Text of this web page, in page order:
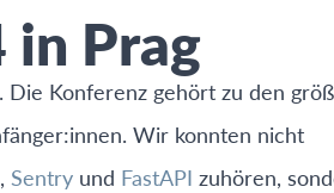
Prag
Die Konferenz gehört zu den
Wir konnten nicht
, Sentry und FastAPI zuhören,